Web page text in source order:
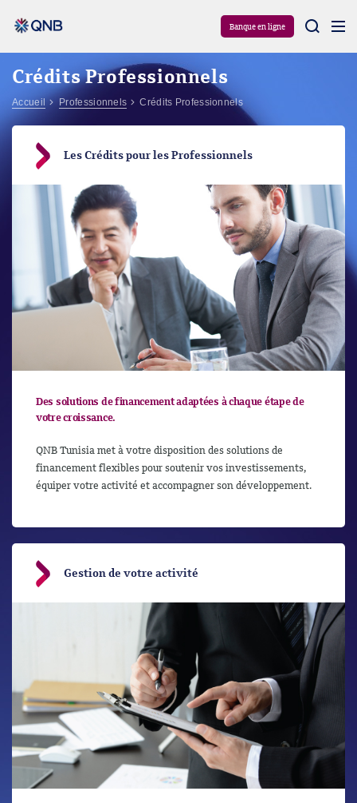
Banque en ligne
Crédits Professionnels
Accueil Professionnels Crédits Professionnels
Les Crédits pour les Professionnels
Des solutions de financement adaptées à chaque étape de
votre croissance.
QNB Tunisia met à votre disposition des solutions de
financement flexibles pour soutenir vos investissements,
équiper votre activité et accompagner son développement.
Gestion de votre activité